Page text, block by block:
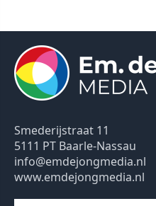
Smederijstraat 11
5111 PT Baarle-Nassau
info@emdejongmedia.nl
www.emdejongmedia.nl